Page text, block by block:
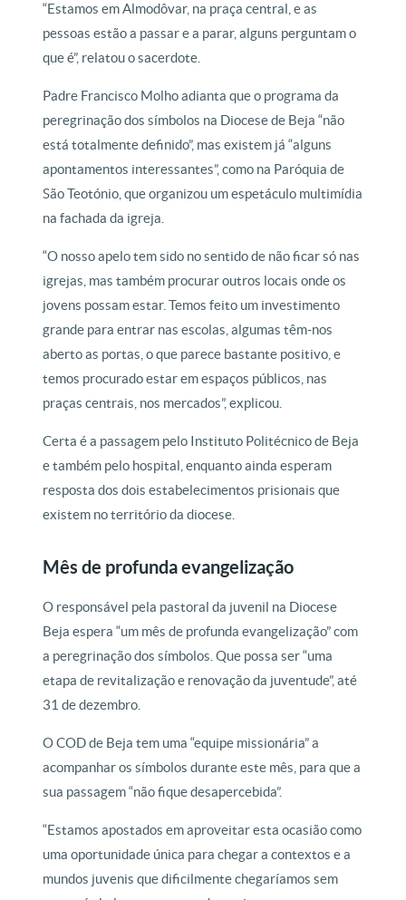
“Estamos em Almodôvar, na praça central, e as
pessoas estão a passar e a parar, alguns perguntam o
que é”, relatou o sacerdote.
Padre Francisco Molho adianta que o programa da
peregrinação dos símbolos na Diocese de Beja “não
está totalmente definido”, mas existem já “alguns
apontamentos interessantes”, como na Paróquia de
São Teotónio, que organizou um espetáculo multimídia
na fachada da igreja.
“O nosso apelo tem sido no sentido de não ficar só nas
igrejas, mas também procurar outros locais onde os
jovens possam estar. Temos feito um investimento
grande para entrar nas escolas, algumas têm-nos
aberto as portas, o que parece bastante positivo, e
temos procurado estar em espaços públicos, nas
praças centrais, nos mercados”, explicou.
Certa é a passagem pelo Instituto Politécnico de Beja
e também pelo hospital, enquanto ainda esperam
resposta dos dois estabelecimentos prisionais que
existem no território da diocese.
Mês de profunda evangelização
O responsável pela pastoral da juvenil na Diocese
Beja espera “um mês de profunda evangelização” com
a peregrinação dos símbolos. Que possa ser “uma
etapa de revitalização e renovação da juventude”, até
31 de dezembro.
O COD de Beja tem uma “equipe missionária” a
acompanhar os símbolos durante este mês, para que a
sua passagem “não fique desapercebida”.
“Estamos apostados em aproveitar esta ocasião como
uma oportunidade única para chegar a contextos e a
mundos juvenis que dificilmente chegaríamos sem